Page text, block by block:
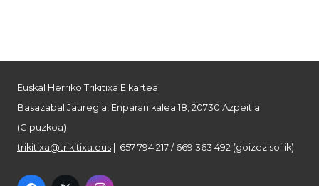
Euskal Herriko Trikitixa Elkartea
Basazabal Jauregia, Enparan kalea 18, 20730 Azpeitia
(Gipuzkoa)
trikitixa@trikitixa.eus | 657 794 217 / 669 363 492 (goizez soilik)